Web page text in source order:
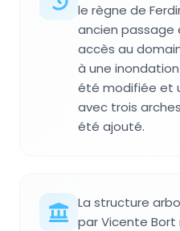
le règne de
ancien passage
accès au
à une
été modifiée et
avec trois
été ajouté.
La structure
par Vicente